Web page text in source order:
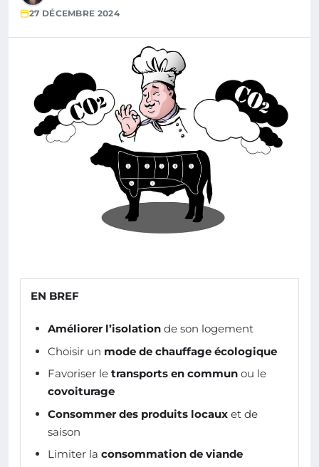
27 DÉCEMBRE 2024
EN BREF
Améliorer l’isolation de son logement
Choisir un mode de chauffage écologique
Favoriser le transports en commun ou le
covoiturage
Consommer des produits locaux et de
saison
Limiter la consommation de viande